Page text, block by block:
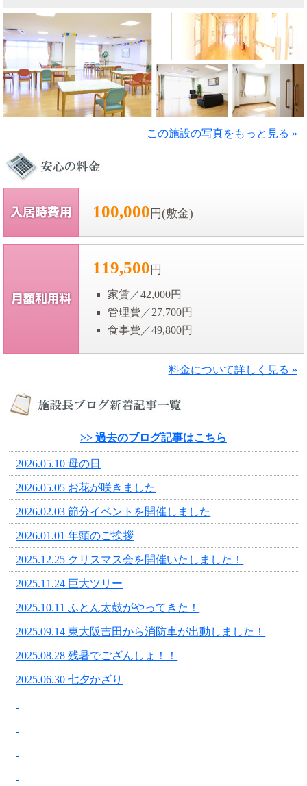
この施設の写真をもっと見る »
100,000 円(敷金)
119,500 円
家賃／42,000円
管理費／27,700円
食事費／49,800円
料金について詳しく見る »
>> 過去のブログ記事はこちら
2026.05.10 母の日
2026.05.05 お花が咲きました
2026.02.03 節分イベントを開催しました
2026.01.01 年頭のご挨拶
2025.12.25 クリスマス会を開催いたしました！
2025.11.24 巨大ツリー
2025.10.11 ふとん太鼓がやってきた！
2025.09.14 東大阪吉田から消防車が出動しました！
2025.08.28 残暑でござんしょ！！
2025.06.30 七夕かざり